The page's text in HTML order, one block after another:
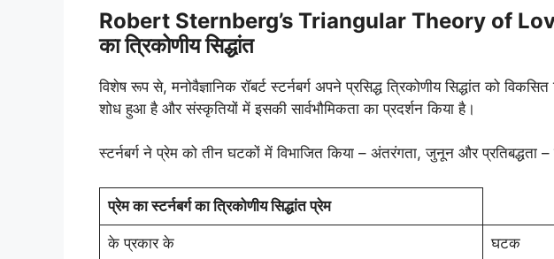
Robert Sternberg’s Triangular Theory of Love |
का त्रिकोणीय सिद्धांत
विशेष रूप से, मनोवैज्ञानिक रॉबर्ट स्टर्नबर्ग अपने प्रसिद्ध त्रिकोणीय सिद्धांत को
शोध हुआ है और संस्कृतियों में इसकी सार्वभौमिकता का प्रदर्शन किया है।
स्टर्नबर्ग ने प्रेम को तीन घटकों में विभाजित किया – अंतरंगता, जुनून और प्रतिबद्धता
प्रेम का स्टर्नबर्ग का त्रिकोणीय सिद्धांत प्रेम
के प्रकार के घटक